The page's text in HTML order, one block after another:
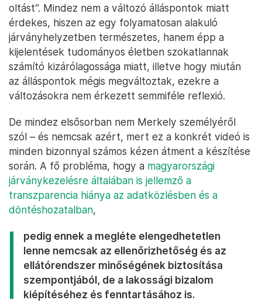
oltást”. Mindez nem a változó álláspontok miatt
érdekes, hiszen az egy folyamatosan alakuló
járványhelyzetben természetes, hanem épp a
kijelentések tudományos életben szokatlannak
számító kizárólagossága miatt, illetve hogy miután
az álláspontok mégis megváltoztak, ezekre a
változásokra nem érkezett semmiféle reflexió.
De mindez elsősorban nem Merkely személyéről
szól – és nemcsak azért, mert ez a konkrét videó is
minden bizonnyal számos kézen átment a készítése
során. A fő probléma, hogy a magyarországi
járványkezelésre általában is jellemző a
transzparencia hiánya az adatközlésben és a
döntéshozatalban,
pedig ennek a megléte elengedhetetlen
lenne nemcsak az ellenőrizhetőség és az
ellátórendszer minőségének biztosítása
szempontjából, de a lakossági bizalom
kiépítéséhez és fenntartásához is.